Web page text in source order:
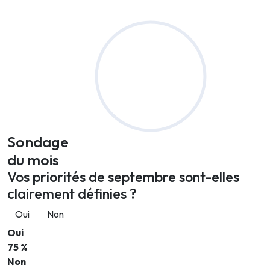
Sondage
du mois
Vos priorités de septembre sont-elles
clairement définies ?
Oui
Non
Oui
75 %
Non